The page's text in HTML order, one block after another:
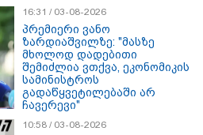
16:31 / 03-08-2026
პრემიერი ვანო
ზარდიაშვილზე: "მასზე
მხოლოდ დადებითი
შემიძლია ვთქვა, ეკონომიკის
სამინისტროს
გადაწყვეტილებაში არ
ჩავერევი"
10:58 / 03-08-2026